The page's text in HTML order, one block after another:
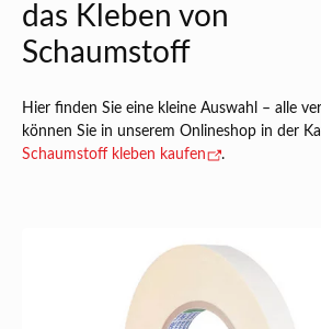
das Kleben von
Schaumstoff
Hier finden Sie eine kleine Auswahl – alle
können Sie in unserem Onlineshop in der
Schaumstoff kleben kaufen
.